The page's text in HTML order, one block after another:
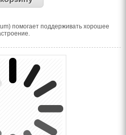
помогает поддерживать хорошее